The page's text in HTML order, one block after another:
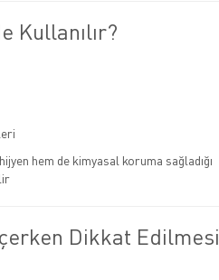
Kullanılır?
hem de kimyasal koruma sağladığı
Dikkat Edilmesi